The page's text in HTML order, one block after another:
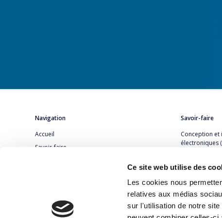
Ce site web utilise des
Les cookies nous
relatives aux médias
sur l'utilisation de notre
Navigation
Accueil
Savoir-faire
Contact
Savoir-faire
Conception
électroniques
électronique
Conception
électroniques